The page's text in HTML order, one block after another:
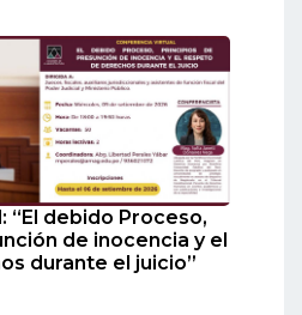
“El debido Proceso,
de inocencia y el
durante el juicio”